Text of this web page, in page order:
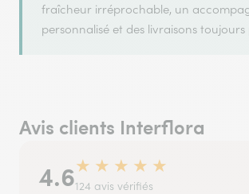
fraîcheur irréprochable, un
personnalisé et des livraisons toujours
Avis clients Interflora
4.6★ ★ ★ ★ ★
124 avis vérifiés